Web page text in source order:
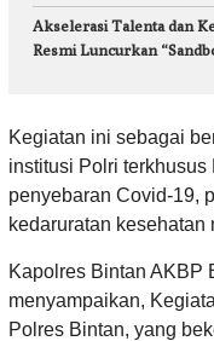
Akselerasi Talenta dan
Resmi Luncurkan
Kegiatan ini sebagai
institusi Polri
penyebaran Covid-19,
kedaruratan kesehatan
Kapolres Bintan AKBP
menyampaikan,
Polres Bintan, yang